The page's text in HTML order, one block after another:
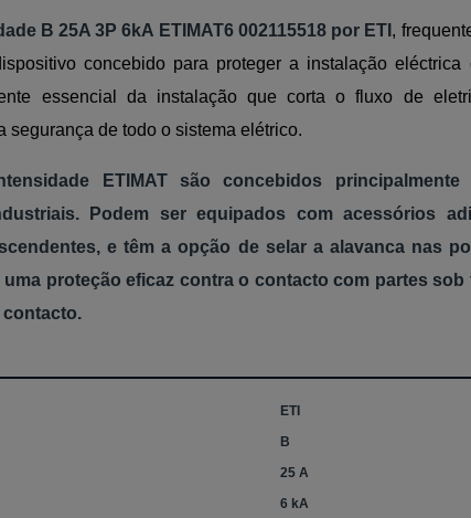
B 25A 3P 6kA ETIMAT6 002115518 por ETI ,
concebido para proteger a instalação
essencial da instalação que corta o fluxo de
segurança de todo o sistema elétrico.
ETIMAT são concebidos
Podem ser equipados com acessórios
e têm a opção de selar a alavanca nas
proteção eficaz contra o contacto com partes
contacto.
ETI
B
25 A
6 kA